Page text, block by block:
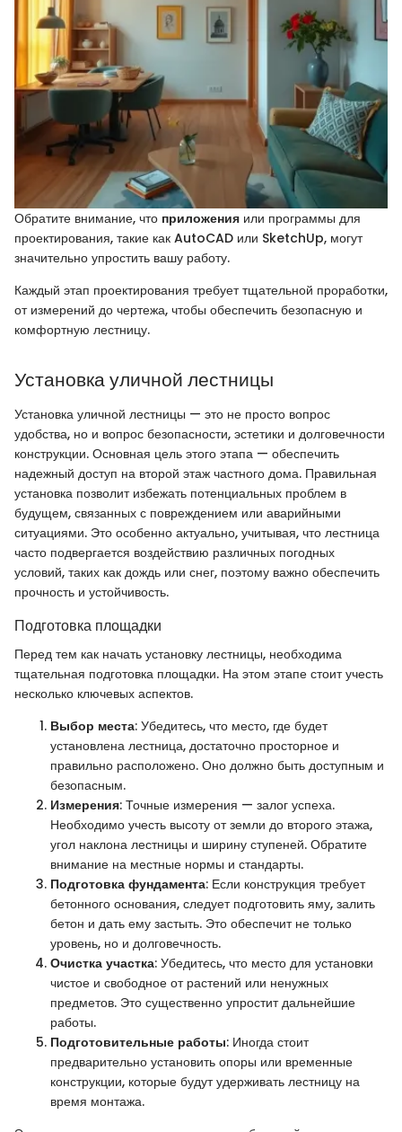
Обратите внимание, что приложения или программы для
проектирования, такие как AutoCAD или SketchUp, могут
значительно упростить вашу работу.
Каждый этап проектирования требует тщательной проработки,
от измерений до чертежа, чтобы обеспечить безопасную и
комфортную лестницу.
Установка уличной лестницы
Установка уличной лестницы — это не просто вопрос
удобства, но и вопрос безопасности, эстетики и долговечности
конструкции. Основная цель этого этапа — обеспечить
надежный доступ на второй этаж частного дома. Правильная
установка позволит избежать потенциальных проблем в
будущем, связанных с повреждением или аварийными
ситуациями. Это особенно актуально, учитывая, что лестница
часто подвергается воздействию различных погодных
условий, таких как дождь или снег, поэтому важно обеспечить
прочность и устойчивость.
Подготовка площадки
Перед тем как начать установку лестницы, необходима
тщательная подготовка площадки. На этом этапе стоит учесть
несколько ключевых аспектов.
Выбор места: Убедитесь, что место, где будет
установлена лестница, достаточно просторное и
правильно расположено. Оно должно быть доступным и
безопасным.
Измерения: Точные измерения — залог успеха.
Необходимо учесть высоту от земли до второго этажа,
угол наклона лестницы и ширину ступеней. Обратите
внимание на местные нормы и стандарты.
Подготовка фундамента: Если конструкция требует
бетонного основания, следует подготовить яму, залить
бетон и дать ему застыть. Это обеспечит не только
уровень, но и долговечность.
Очистка участка: Убедитесь, что место для установки
чистое и свободное от растений или ненужных
предметов. Это существенно упростит дальнейшие
работы.
Подготовительные работы: Иногда стоит
предварительно установить опоры или временные
конструкции, которые будут удерживать лестницу на
время монтажа.